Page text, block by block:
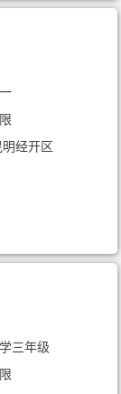
经开区
三年级